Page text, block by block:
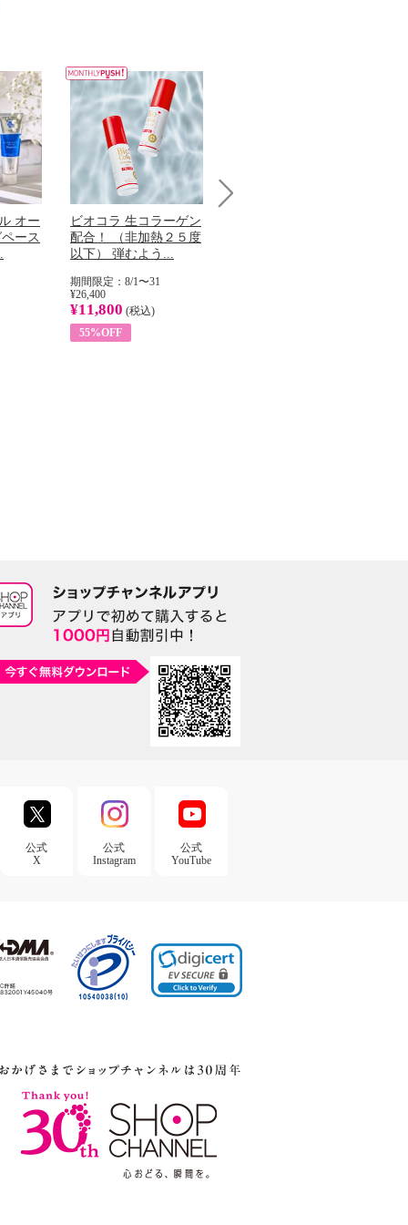
オー
ース
ビオコラ 生コラーゲン
配合！ （非加熱２５度
以下） 弾むよう...
期間限定：8/1〜31
¥26,400
¥11,800 (税込)
55%OFF
公式
X
公式
Instagram
公式
YouTube